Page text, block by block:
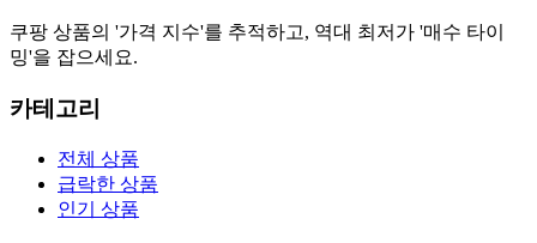
쿠팡 상품의 '가격 지수'를 추적하고, 역대 최저가 '매수 타이
밍'을 잡으세요.
카테고리
전체 상품
급락한 상품
인기 상품